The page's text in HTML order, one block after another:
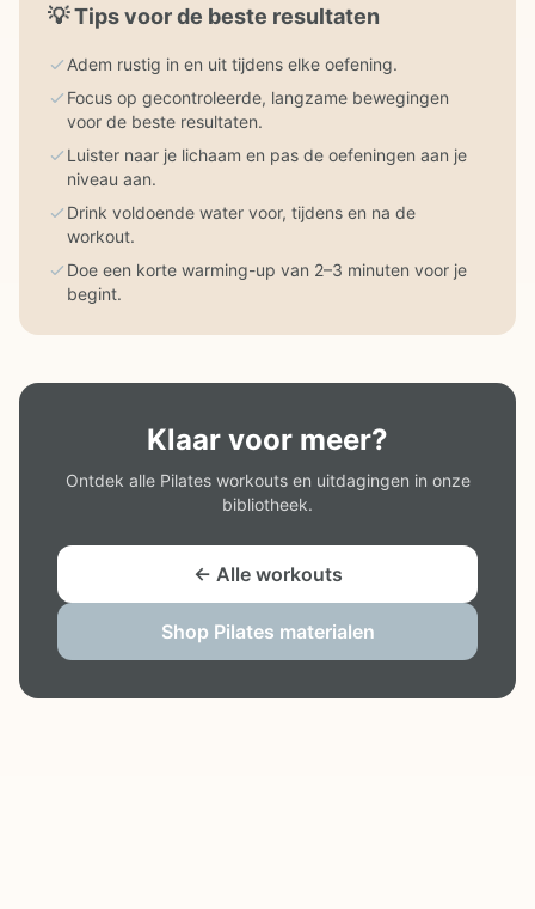
💡Tips voor de beste resultaten
Adem rustig in en uit tijdens elke oefening.
Focus op gecontroleerde, langzame bewegingen
voor de beste resultaten.
Luister naar je lichaam en pas de oefeningen aan je
niveau aan.
Drink voldoende water voor, tijdens en na de
workout.
Doe een korte warming-up van 2–3 minuten voor je
begint.
Klaar voor meer?
Ontdek alle Pilates workouts en uitdagingen in onze
bibliotheek.
← Alle workouts
Shop Pilates materialen